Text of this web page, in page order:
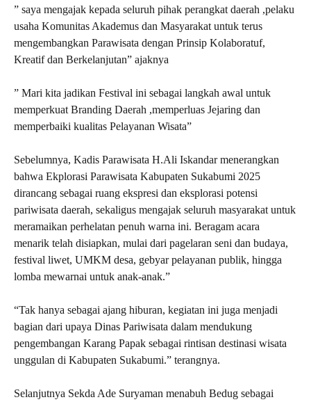
” saya mengajak kepada seluruh pihak perangkat daerah ,pelaku
usaha Komunitas Akademus dan Masyarakat untuk terus
mengembangkan Parawisata dengan Prinsip Kolaboratuf,
Kreatif dan Berkelanjutan” ajaknya
” Mari kita jadikan Festival ini sebagai langkah awal untuk
memperkuat Branding Daerah ,memperluas Jejaring dan
memperbaiki kualitas Pelayanan Wisata”
Sebelumnya, Kadis Parawisata H.Ali Iskandar menerangkan
bahwa Ekplorasi Parawisata Kabupaten Sukabumi 2025
dirancang sebagai ruang ekspresi dan eksplorasi potensi
pariwisata daerah, sekaligus mengajak seluruh masyarakat untuk
meramaikan perhelatan penuh warna ini. Beragam acara
menarik telah disiapkan, mulai dari pagelaran seni dan budaya,
festival liwet, UMKM desa, gebyar pelayanan publik, hingga
lomba mewarnai untuk anak-anak.”
“Tak hanya sebagai ajang hiburan, kegiatan ini juga menjadi
bagian dari upaya Dinas Pariwisata dalam mendukung
pengembangan Karang Papak sebagai rintisan destinasi wisata
unggulan di Kabupaten Sukabumi.” terangnya.
Selanjutnya Sekda Ade Suryaman menabuh Bedug sebagai